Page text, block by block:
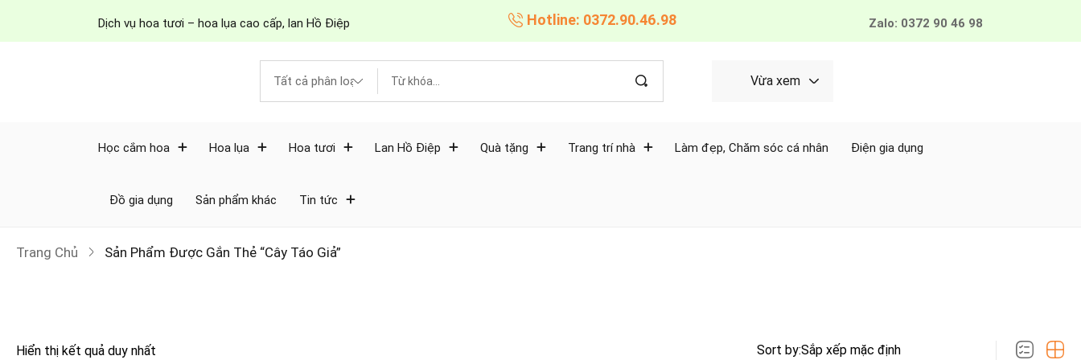
Dịch vụ hoa tươi – hoa lụa cao cấp, lan Hồ Điệp Hotline: 0372.90.46.98 Zalo: 0372 90 46 98
Vừa xem
Học cắm hoa Hoa lụa Hoa tươi Lan Hồ Điệp Quà tặng Trang trí nhà Làm đẹp, Chăm sóc cá nhân Điện gia dụng
Đồ gia dụng Sản phẩm khác Tin tức
Trang Chủ Sản Phẩm Được Gắn Thẻ “cây Táo Giả”
Hiển thị kết quả duy nhất Sort by: